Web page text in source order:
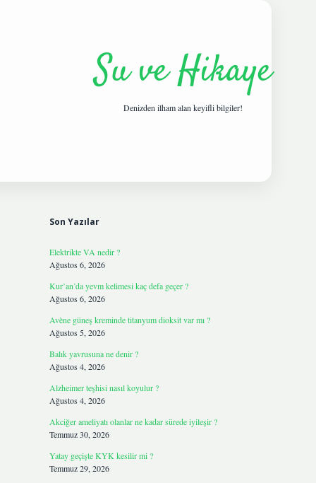
Su ve Hikaye
Denizden ilham alan keyifli bilgiler!
Son Yazılar
Elektrikte VA nedir ?
Ağustos 6, 2026
Kur’an’da yevm kelimesi kaç defa geçer ?
Ağustos 6, 2026
Avène güneş kreminde titanyum dioksit var mı ?
Ağustos 5, 2026
Balık yavrusuna ne denir ?
Ağustos 4, 2026
Alzheimer teşhisi nasıl koyulur ?
Ağustos 4, 2026
Akciğer ameliyatı olanlar ne kadar sürede iyileşir ?
Temmuz 30, 2026
Yatay geçişte KYK kesilir mi ?
Temmuz 29, 2026